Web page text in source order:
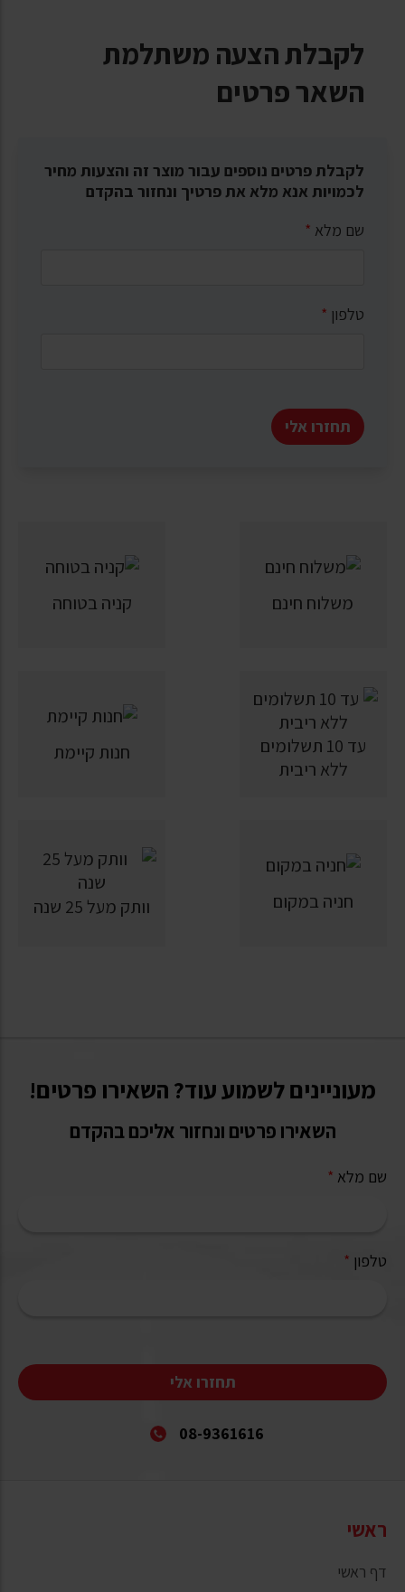
לקבלת הצעה משתלמת
השאר פרטים
לקבלת פרטים נוספים עבור מוצר זה והצעות מחיר
לכמויות אנא מלא את פרטיך ונחזור בהקדם
שם מלא *
טלפון *
תחזרו אלי
משלוח חינם קניה בטוחה
עד 10 תשלומים
ללא ריבית
חנות קיימת
חניה במקום וותק מעל 25 שנה
מעוניינים לשמוע עוד? השאירו פרטים!
השאירו פרטים ונחזור אליכם בהקדם
שם מלא *
טלפון *
תחזרו אלי
08-9361616
ראשי
דף ראשי